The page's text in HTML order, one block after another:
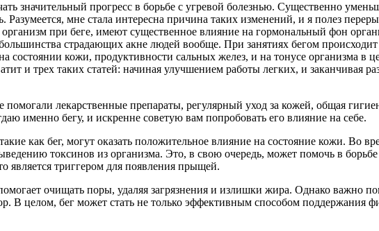
значительный прогресс в борьбе с угревой болезнью. Существенно
мне стала интересна причина таких изменений, и я полез
при беге, имеют существенное влияние на гормональный фон
страдающих акне людей вообще. При занятиях бегом происходит
состоянии кожи, продуктивности сальных желез, и на тонусе организма в
и трех таких статей: начиная улучшением работы легких, и заканчивая
лекарственные препараты, регулярный уход за кожей, общая
именно бегу, и искренне советую вам попробовать его влияние на себе.
как бег, могут оказать положительное влияние на состояние кожи. Во
токсинов из организма. Это, в свою очередь, может помочь в
является триггером для появления прыщей.
очищать поры, удаляя загрязнения и излишки жира. Однако важно
В целом, бег может стать не только эффективным способом